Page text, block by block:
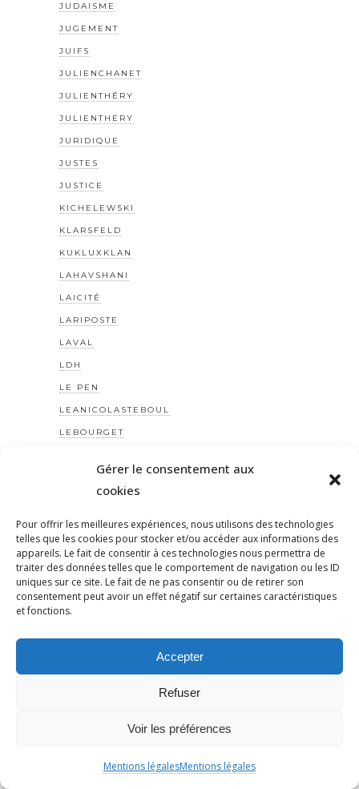
Gérer le consentement aux
cookies
Pour offrir les meilleures expériences, nous utilisons des technologies
telles que les cookies pour stocker et/ou accéder aux informations des
appareils. Le fait de consentir à ces technologies nous permettra de
traiter des données telles que le comportement de navigation ou les ID
uniques sur ce site. Le fait de ne pas consentir ou de retirer son
consentement peut avoir un effet négatif sur certaines caractéristiques
et fonctions.
Accepter
Refuser
Voir les préférences
Mentions légalesMentions légales
JUDAISME
JUGEMENT
JUIFS
JULIENCHANET
JULIENTHÉRY
JULIENTHERY
JURIDIQUE
JUSTES
JUSTICE
KICHELEWSKI
KLARSFELD
KUKLUXKLAN
LAHAVSHANI
LAICITÉ
LARIPOSTE
LAVAL
LDH
LE PEN
LEANICOLASTEBOUL
LEBOURGET
LEVINAS
LFI
LGBT
LOI
LUTTESDESCLASSES
MAIRIE DE PARIS